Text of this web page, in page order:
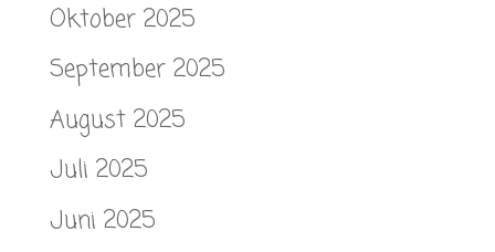
Oktober 2025
September 2025
August 2025
Juli 2025
Juni 2025